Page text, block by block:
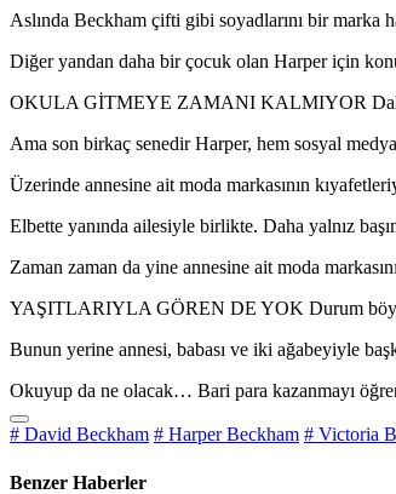
Aslında Beckham çifti gibi soyadlarını bir marka
Diğer yandan daha bir çocuk olan Harper için
OKULA GİTMEYE ZAMANI KALMIYOR Daha
Ama son birkaç senedir Harper, hem sosyal
Üzerinde annesine ait moda markasının
Elbette yanında ailesiyle birlikte. Daha yalnız
Zaman zaman da yine annesine ait moda
YAŞITLARIYLA GÖREN DE YOK Durum böyle
Bunun yerine annesi, babası ve iki ağabeyiyle
Okuyup da ne olacak… Bari para kazanmayı
# David Beckham # Harper Beckham # Victoria
Benzer Haberler